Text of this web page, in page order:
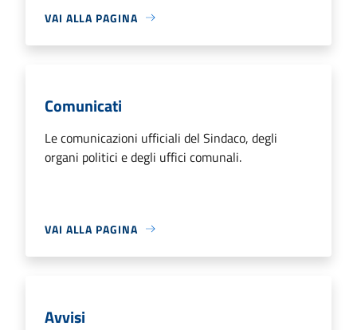
VAI ALLA PAGINA
Comunicati
Le comunicazioni ufficiali del Sindaco, degli
organi politici e degli uffici comunali.
VAI ALLA PAGINA
Avvisi